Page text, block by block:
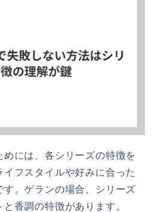
には、各シリーズの特徴を
フスタイルや好みに合った
。ゲランの場合、シリーズ
香調の特徴があります。